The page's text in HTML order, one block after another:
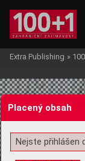
Žádost o
Extra Publishing »
Placený obsah
Nejste přihlášen